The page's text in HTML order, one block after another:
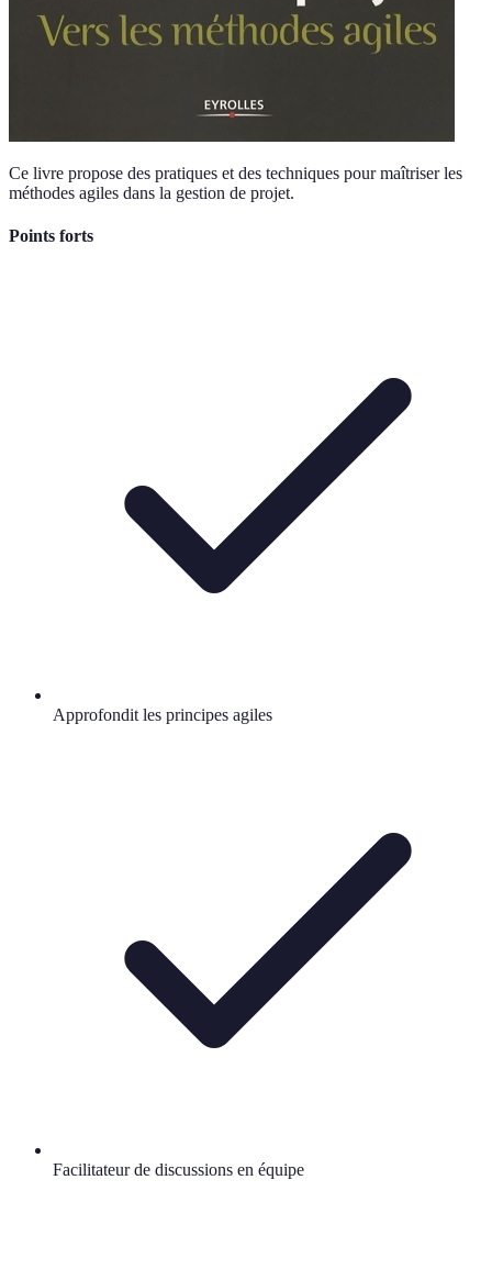
Ce livre propose des pratiques et des techniques pour maîtriser les
méthodes agiles dans la gestion de projet.
Points forts
Approfondit les principes agiles
Facilitateur de discussions en équipe